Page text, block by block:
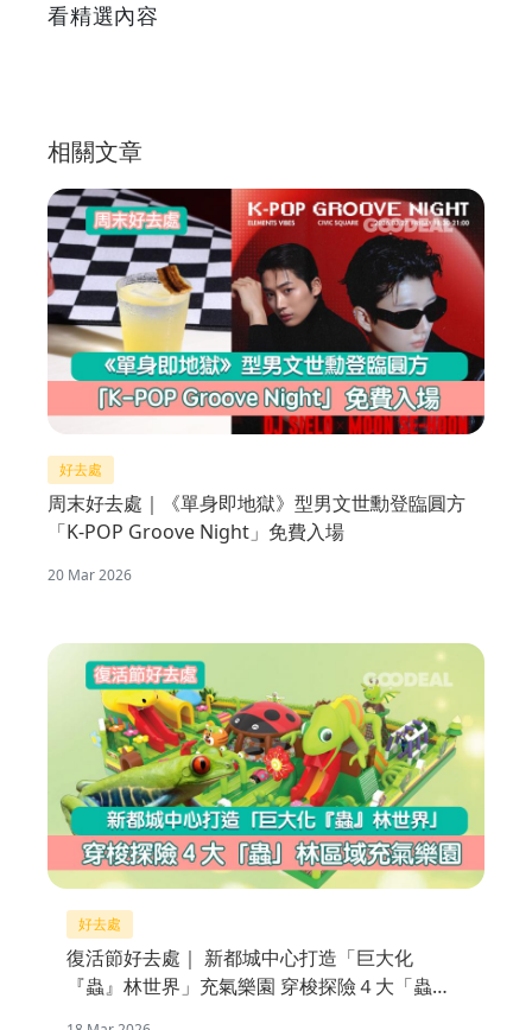
看精選內容
相關文章
好去處
周末好去處｜《單身即地獄》型男文世勳登臨圓方
「K-POP Groove Night」免費入場
20 Mar 2026
好去處
復活節好去處｜ 新都城中心打造「巨大化
『蟲』林世界」充氣樂園 穿梭探險４大「蟲」